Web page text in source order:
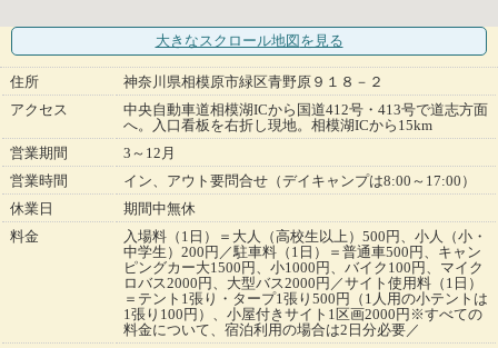
大きなスクロール地図 を見る
住所
神奈川県相模原市緑区青野原９１８－２
アクセス
中央自動車道相模湖ICから国道412号・413号で道志方面
へ。入口看板を右折し現地。相模湖ICから15km
営業期間
3～12月
営業時間
イン、アウト要問合せ（デイキャンプは8:00～17:00）
休業日
期間中無休
料金
入場料（1日）＝大人（高校生以上）500円、小人（小・
中学生）200円／駐車料（1日）＝普通車500円、キャン
ピングカー大1500円、小1000円、バイク100円、マイク
ロバス2000円、大型バス2000円／サイト使用料（1日）
＝テント1張り・タープ1張り500円（1人用の小テントは
1張り100円）、小屋付きサイト1区画2000円※すべての
料金について、宿泊利用の場合は2日分必要／